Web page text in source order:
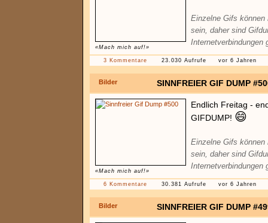
«Mach mich auf!»
Einzelne Gifs können
sein, daher sind
Internetverbindungen
3 Kommentare 23.030 Aufrufe vor 6 Jahren
Bilder SINNFREIER GIF DUMP
«Mach mich auf!»
Endlich Freitag -
GIFDUMP! 😄
Einzelne Gifs können
sein, daher sind
Internetverbindungen
6 Kommentare 30.381 Aufrufe vor 6 Jahren
Bilder SINNFREIER GIF DUMP